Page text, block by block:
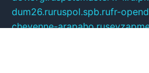
dum26.ruruspol.spb.rufr-
cheyenne-arapaho.ru